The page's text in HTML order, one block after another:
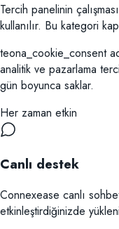
Tercih panelinin
kullanılır. Bu kategori
teona_cookie_consent
analitik ve pazarlama
gün boyunca saklar.
Her zaman etkin
Canlı destek
Connexease canlı
etkinleştirdiğinizde